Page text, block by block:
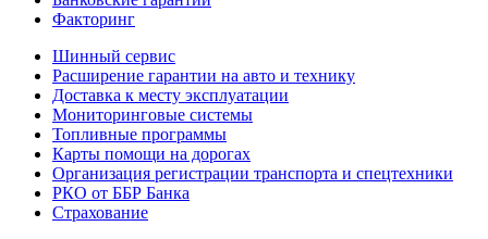
Факторинг
Шинный сервис
Расширение гарантии на авто и технику
Доставка к месту эксплуатации
Мониторинговые системы
Топливные программы
Карты помощи на дорогах
Организация регистрации транспорта и спецтехники
РКО от ББР Банка
Страхование